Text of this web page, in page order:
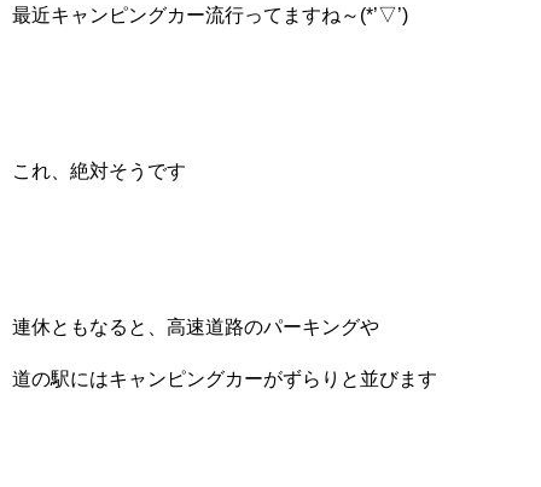
最近キャンピングカー流行ってますね～(*’▽’)
これ、絶対そうです
連休ともなると、高速道路のパーキングや
道の駅にはキャンピングカーがずらりと並びます